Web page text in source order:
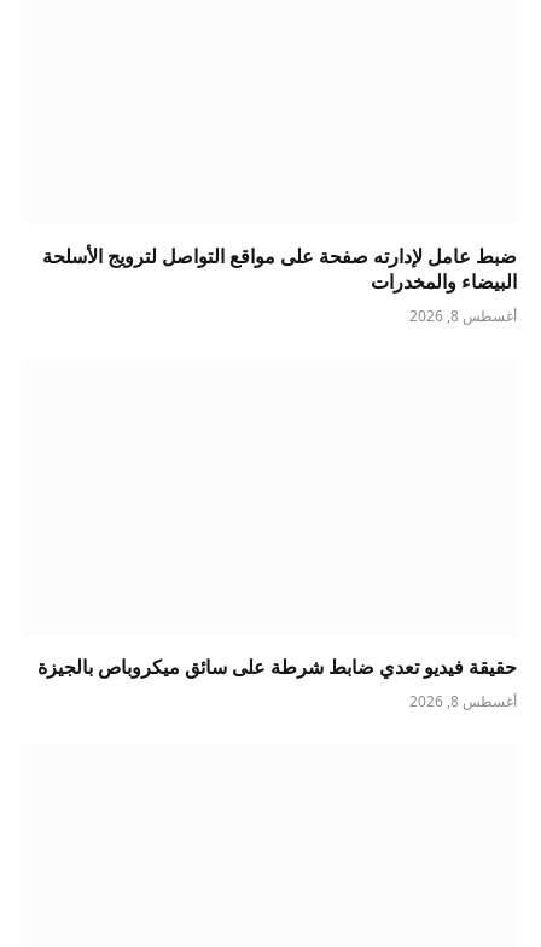
ضبط عامل لإدارته صفحة على مواقع التواصل لترويج الأسلحة
البيضاء والمخدرات
أغسطس 8, 2026
حقيقة فيديو تعدي ضابط شرطة على سائق ميكروباص بالجيزة
أغسطس 8, 2026